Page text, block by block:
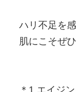
ハリ不足を
肌にこそぜ
＊1 エイジ